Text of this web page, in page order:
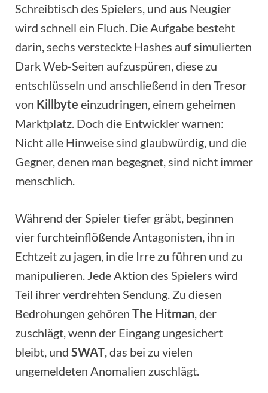
Schreibtisch des Spielers, und aus Neugier
wird schnell ein Fluch. Die Aufgabe besteht
darin, sechs versteckte Hashes auf simulierten
Dark Web-Seiten aufzuspüren, diese zu
entschlüsseln und anschließend in den Tresor
von Killbyte einzudringen, einem geheimen
Marktplatz. Doch die Entwickler warnen:
Nicht alle Hinweise sind glaubwürdig, und die
Gegner, denen man begegnet, sind nicht immer
menschlich.
Während der Spieler tiefer gräbt, beginnen
vier furchteinflößende Antagonisten, ihn in
Echtzeit zu jagen, in die Irre zu führen und zu
manipulieren. Jede Aktion des Spielers wird
Teil ihrer verdrehten Sendung. Zu diesen
Bedrohungen gehören The Hitman, der
zuschlägt, wenn der Eingang ungesichert
bleibt, und SWAT, das bei zu vielen
ungemeldeten Anomalien zuschlägt.